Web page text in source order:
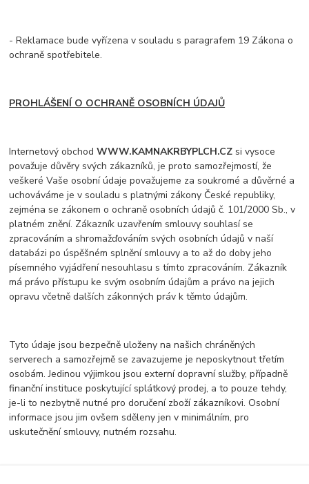
- Reklamace bude vyřízena v souladu s paragrafem 19 Zákona o
ochraně spotřebitele.
PROHLÁŠENÍ O OCHRANĚ OSOBNÍCH ÚDAJŮ
Internetový obchodWWW.KAMNAKRBYPLCH.CZ si vysoce
považuje důvěry svých zákazníků, je proto samozřejmostí, že
veškeré Vaše osobní údaje považujeme za soukromé a důvěrné a
uchováváme je v souladu s platnými zákony České republiky,
zejména se zákonem o ochraně osobních údajů č. 101/2000 Sb., v
platném znění. Zákazník uzavřením smlouvy souhlasí se
zpracováním a shromažďováním svých osobních údajů v naší
databázi po úspěšném splnění smlouvy a to až do doby jeho
písemného vyjádření nesouhlasu s tímto zpracováním. Zákazník
má právo přístupu ke svým osobním údajům a právo na jejich
opravu včetně dalších zákonných práv k těmto údajům.
Tyto údaje jsou bezpečně uloženy na našich chráněných
serverech a samozřejmě se zavazujeme je neposkytnout třetím
osobám. Jedinou výjimkou jsou externí dopravní služby, případně
finanční instituce poskytující splátkový prodej, a to pouze tehdy,
je-li to nezbytně nutné pro doručení zboží zákazníkovi. Osobní
informace jsou jim ovšem sděleny jen v minimálním, pro
uskutečnění smlouvy, nutném rozsahu.